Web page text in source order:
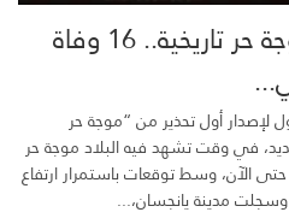
كوريا الجنوبية تواجه موجة حر تاريخية.. 16 وفاة
لإصدار أول تحذير من “موجة حر
في وقت تشهد فيه البلاد موجة حر
أودت بحياة 16 شخصًا حتى الآن، وسط توقعات باستمرار ارتفاع
وسجلت مدينة يانجسان،...